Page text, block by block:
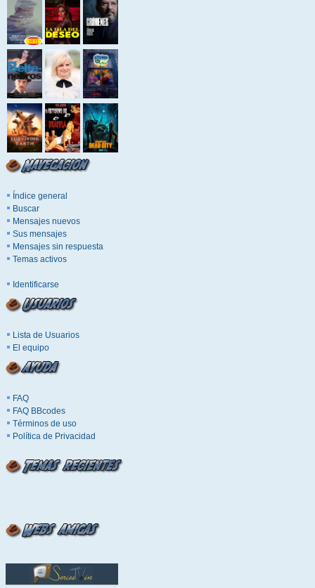
Índice general
Buscar
Mensajes nuevos
Sus mensajes
Mensajes sin respuesta
Temas activos
Identificarse
Lista de Usuarios
El equipo
FAQ
FAQ BBcodes
Términos de uso
Política de Privacidad